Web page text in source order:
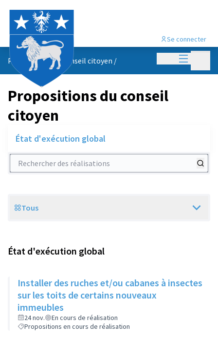
Menu
Se connecter
Propositions du conseil citoyen /
Propositions du conseil
citoyen
État d'exécution global
Rechercher des réalisations
Scope
Tous
État d'exécution global
Installer des ruches et/ou cabanes à insectes
sur les toits de certains nouveaux
immeubles
24 nov.
En cours de réalisation
Propositions en cours de réalisation